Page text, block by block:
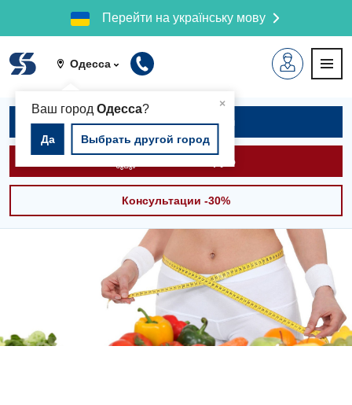
Перейти на українську мову
Одесса
×
Ваш город Одесса?
Да Выбрать другой город
Записаться на приём
Вызвать скорую
Консультации -30%